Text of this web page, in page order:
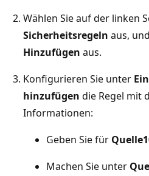
Wählen Sie auf der linken
Sicherheitsregeln aus,
Hinzufügen aus.
Konfigurieren Sie unter
hinzufügen die Regel mit
Informationen:
Geben Sie für Quelle
Machen Sie unter